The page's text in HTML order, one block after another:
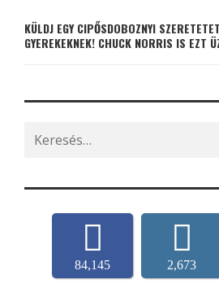
KÜLDJ EGY CIPŐSDOBOZNYI
GYEREKEKNEK! CHUCK NORRIS IS EZT
Search
for:
84,145 2,673